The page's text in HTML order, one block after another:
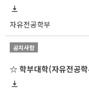
자유전공학부
공지사항